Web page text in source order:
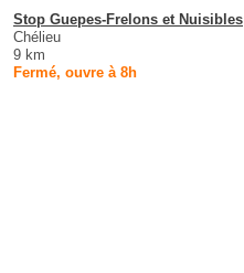
Stop Guepes-Frelons et Nuisibles
Chélieu
9 km
Fermé, ouvre à 8h